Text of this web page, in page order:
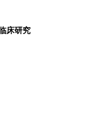
床研究